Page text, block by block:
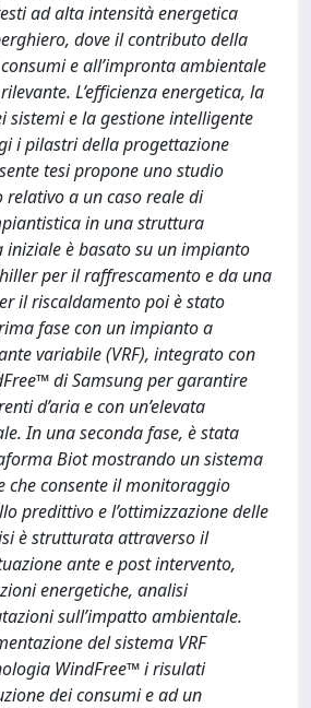
ad alta intensità energetica
dove il contributo della
e all’impronta ambientale
L’efficienza energetica, la
sistemi e la gestione intelligente
i pilastri della progettazione
tesi propone uno studio
relativo a un caso reale di
in una struttura
iniziale è basato su un impianto
per il raffrescamento e da una
il riscaldamento poi è stato
fase con un impianto a
variabile (VRF), integrato con
di Samsung per garantire
d’aria e con un’elevata
In una seconda fase, è stata
Biot mostrando un sistema
che consente il monitoraggio
predittivo e l’ottimizzazione delle
è strutturata attraverso il
ante e post intervento,
energetiche, analisi
sull’impatto ambientale.
del sistema VRF
WindFree™ i risulati
dei consumi e ad un